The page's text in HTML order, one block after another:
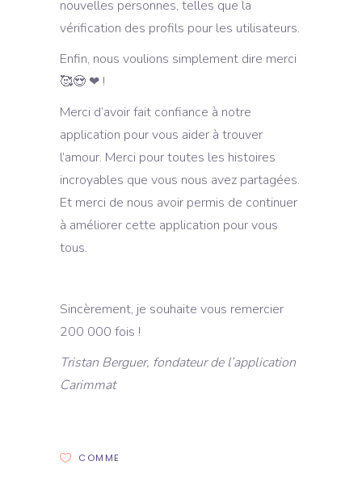
nouvelles personnes, telles que la
vérification des profils pour les utilisateurs.
Enfin, nous voulions simplement dire merci
🥰😍 ❤ !
Merci d’avoir fait confiance à notre
application pour vous aider à trouver
l’amour. Merci pour toutes les histoires
incroyables que vous nous avez partagées.
Et merci de nous avoir permis de continuer
à améliorer cette application pour vous
tous.
Sincèrement, je souhaite vous remercier
200 000 fois !
Tristan Berguer, fondateur de l’application
Carimmat
COMME